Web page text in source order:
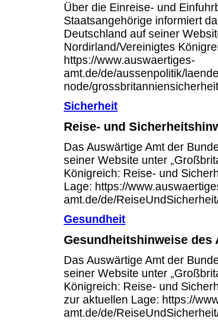
Über die Einreise- und
Staatsangehörige informiert
Deutschland auf seiner
Nordirland/Vereinigtes
https://www.auswaertiges-
amt.de/de/aussenpolitik/
node/
Sicherheit
Reise- und
Das Auswärtige Amt der
seiner Website unter
Königreich: Reise- und
Lage: https://
amt.de/de/
Gesundheit
Gesundheitshinweise des
Das Auswärtige Amt der
seiner Website unter
Königreich: Reise- und
zur aktuellen Lage: https://
amt.de/de/